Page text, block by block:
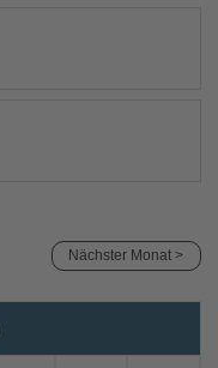
Nächster Monat >